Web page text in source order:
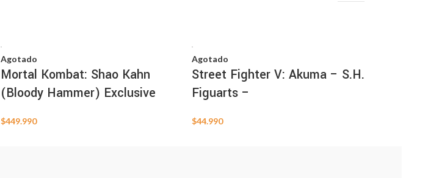
Agotado
Mortal Kombat: Shao Kahn
(Bloody Hammer) Exclusive
$449.990
Agotado
Street Fighter V: Akuma – S.H.
Figuarts –
$44.990